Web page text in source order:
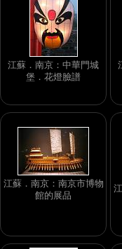
江蘇．南京：中華門城
堡．花燈臉譜
江蘇．南京：南京市博物
館的展品